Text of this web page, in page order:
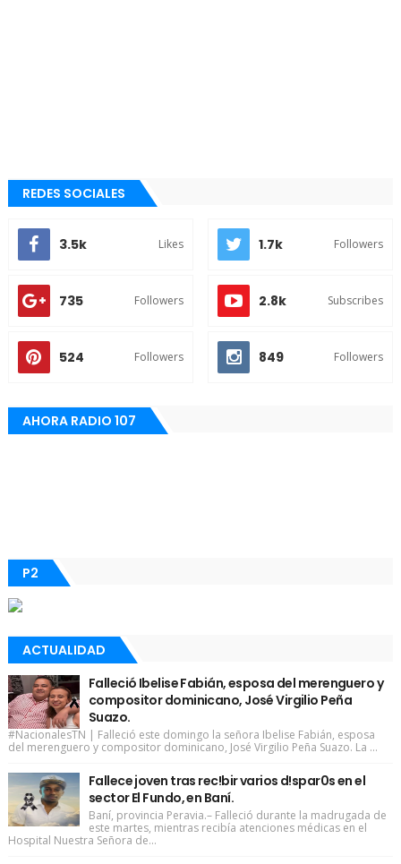
REDES SOCIALES
3.5k Likes 1.7k Followers
735 Followers 2.8k Subscribes
524 Followers 849 Followers
AHORA RADIO 107
P2
ACTUALIDAD
Falleció Ibelise Fabián, esposa del merenguero y
compositor dominicano, José Virgilio Peña
Suazo.
#NacionalesTN | Falleció este domingo la señora Ibelise Fabián, esposa
del merenguero y compositor dominicano, José Virgilio Peña Suazo. La ...
Fallece joven tras rec!bir varios d!spar0s en el
sector El Fundo, en Baní.
Baní, provincia Peravia.– Falleció durante la madrugada de
este martes, mientras recibía atenciones médicas en el
Hospital Nuestra Señora de...